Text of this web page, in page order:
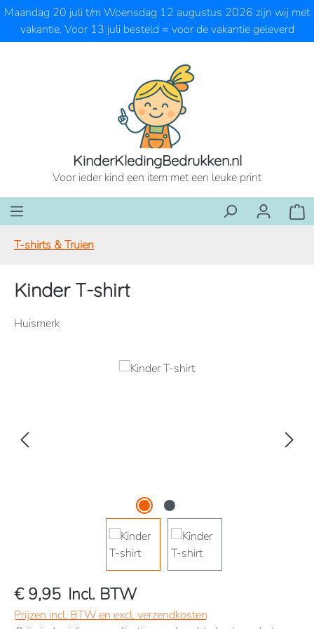
Ga naar de hoofdinhoud
Maandag 20 juli t/m Woensdag 12 augustus 2026 zijn wij met
vakantie. Voor 13 juli besteld = voor de vakantie geleverd
KinderKledingBedrukken.nl
Voor ieder kind een item met een leuke print
T-shirts & Truien
Kinder T-shirt
Huismerk
Afbeeldingengalerij overslaan
€ 9,95 Incl. BTW
Prijzen incl. BTW en excl. verzendkosten